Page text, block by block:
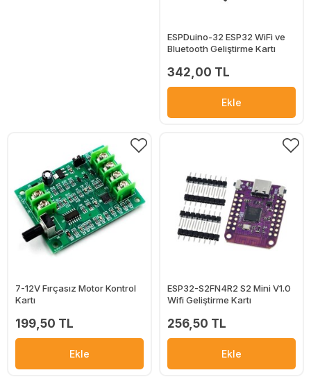
ESPDuino-32 ESP32 WiFi ve
Bluetooth Geliştirme Kartı
342,00 TL
Ekle
7-12V Fırçasız Motor Kontrol
Kartı
199,50 TL
Ekle
ESP32-S2FN4R2 S2 Mini V1.0
Wifi Geliştirme Kartı
256,50 TL
Ekle